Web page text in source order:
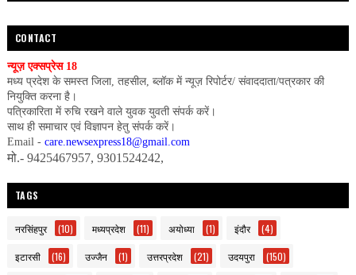
CONTACT
न्यूज़ एक्सप्रेस 18
मध्य प्रदेश के समस्त जिला, तहसील, ब्लॉक में न्यूज़ रिपोर्टर/ संवाददाता/पत्रकार की
नियुक्ति करना है।
पत्रिकारिता में रुचि रखने वाले युवक युवती संपर्क करें।
साथ ही समाचार एवं विज्ञापन हेतु संपर्क करें।
Email - care.newsexpress18@gmail.com
मो.- 9425467957, 9301524242,
TAGS
नरसिंहपुर (10) मध्यप्रदेश (11) अयोध्या (1) इंदौर (4)
इटारसी (16) उज्जैन (1) उत्तरप्रदेश (21) उदयपुरा (150)